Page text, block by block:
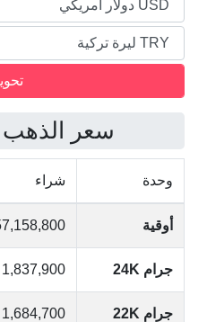
سعر
وحدة شراء
أوقية
جرام 24K 1,837,900
جرام 22K 1,684,700